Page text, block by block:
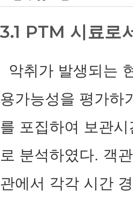
3.1 PTM 시료로
악취가 발생되는
용가능성을 평가하
를 포집하여 보관
로 분석하였다. 객
관에서 각각 시간